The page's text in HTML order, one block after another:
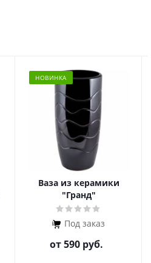
НОВИНКА
Ваза из керамики
"Гранд"
Под заказ
от590 руб.